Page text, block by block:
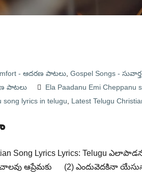
- ఆదరణ పాటలు Gospel Songs -
పాటలు Ela Paadanu Emi Cheppanu
song lyrics in telugu Latest Telugu
Song Lyrics Lyrics: Telugu
ఆప్రేమకు (2) ఎందువెదకినా